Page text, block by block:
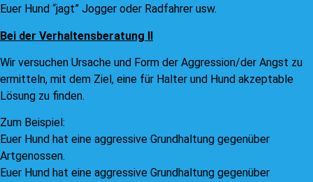
Euer Hund “jagt” Jogger oder Radfahrer usw.
Bei der Verhaltensberatung II
Wir versuchen Ursache und Form der Aggression/der Angst zu
ermitteln, mit dem Ziel, eine für Halter und Hund akzeptable
Lösung zu finden.
Zum Beispiel:
Euer Hund hat eine aggressive Grundhaltung gegenüber
Artgenossen.
Euer Hund hat eine aggressive Grundhaltung gegenüber